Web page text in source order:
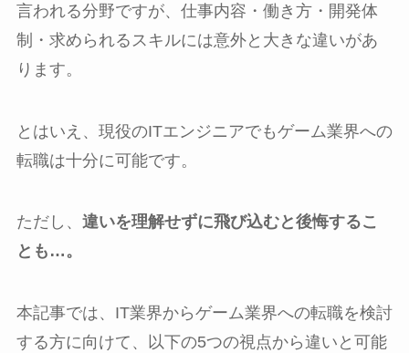
言われる分野ですが、仕事内容・働き方・開発体
制・求められるスキルには意外と大きな違いがあ
ります。
とはいえ、現役のITエンジニアでもゲーム業界への
転職は十分に可能です。
ただし、 違いを理解せずに飛び込むと後悔するこ
とも…。
本記事では、IT業界からゲーム業界への転職を検討
する方に向けて、以下の5つの視点から違いと可能